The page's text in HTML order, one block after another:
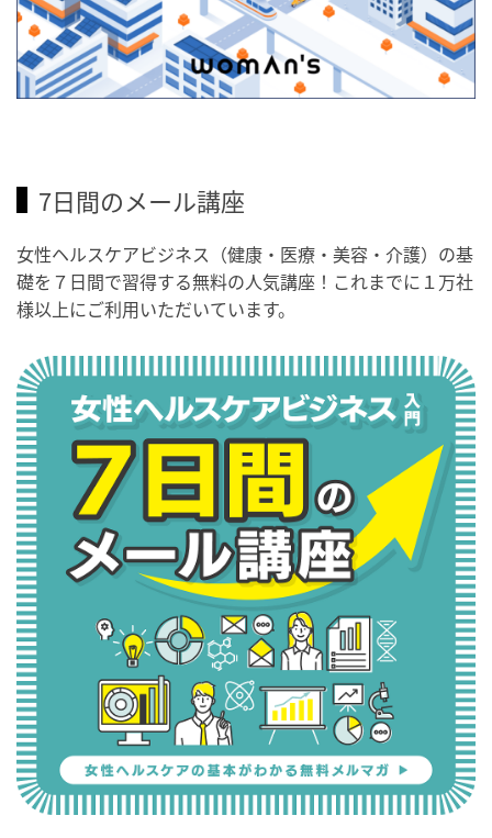
7日間のメール講座
女性ヘルスケアビジネス（健康・医療・美容・介護）の基
礎を７日間で習得する無料の人気講座！これまでに１万社
様以上にご利用いただいています。